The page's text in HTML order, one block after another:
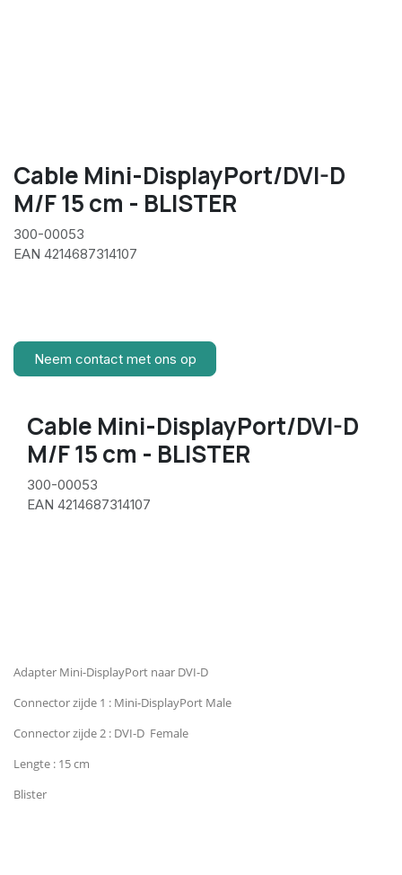
Cable Mini-DisplayPort/DVI-D
M/F 15 cm - BLISTER
300-00053
EAN 4214687314107
Neem contact met ons op
Cable Mini-DisplayPort/DVI-D
M/F 15 cm - BLISTER
300-00053
EAN 4214687314107
Adapter Mini-DisplayPort naar DVI-D
Connector zijde 1 : Mini-DisplayPort Male
Connector zijde 2 : DVI-D Female
Lengte : 15 cm
Blister